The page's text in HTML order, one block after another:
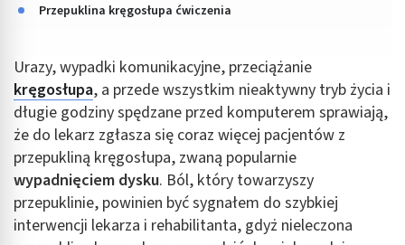
Przepuklina kręgosłupa ćwiczenia
Urazy, wypadki komunikacyjne, przeciążanie
kręgosłupa, a przede wszystkim nieaktywny tryb życia i
długie godziny spędzane przed komputerem sprawiają,
że do lekarz zgłasza się coraz więcej pacjentów z
przepukliną kręgosłupa, zwaną popularnie
wypadnięciem dysku. Ból, który towarzyszy
przepuklinie, powinien być sygnałem do szybkiej
interwencji lekarza i rehabilitanta, gdyż nieleczona